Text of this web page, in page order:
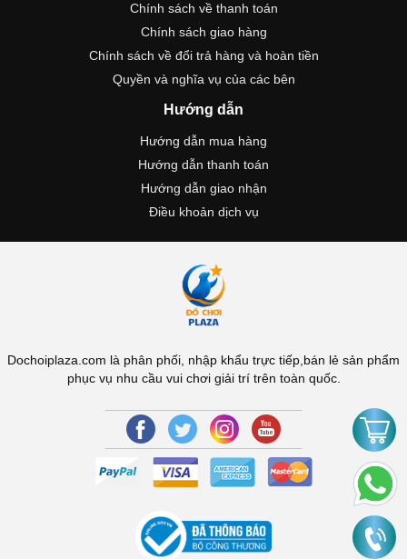
Chính sách về thanh toán
Chính sách giao hàng
Chính sách về đổi trả hàng và hoàn tiền
Quyền và nghĩa vụ của các bên
Hướng dẫn
Hướng dẫn mua hàng
Hướng dẫn thanh toán
Hướng dẫn giao nhận
Điều khoản dịch vụ
Dochoiplaza.com là phân phối, nhập khẩu trực tiếp,bán lẻ sản phẩm
phục vụ nhu cầu vui chơi giải trí trên toàn quốc.